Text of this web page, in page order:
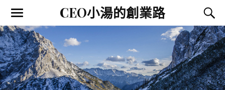
CEO小湯的創業路